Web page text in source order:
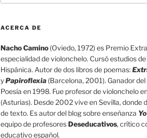
ACERCA DE
Nacho Camino(Oviedo, 1972) es Premio
especialidad de violonchelo. Cursó estudios
Hispánica. Autor de dos libros de poemas:
yPapiroflexia(Barcelona, 2001). Ganador
Poesía en 1998. Fue profesor de violonchelo
(Asturias). Desde 2002 vive en Sevilla, donde
de texto. Es autor del blog sobre enseñanza
equipo de profesoresDeseducativos, crítico
educativo español.